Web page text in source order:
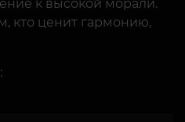
к высокой морали.
кто ценит гармонию,